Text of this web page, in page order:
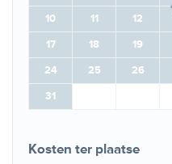
10
11 12
17
18 19
24
25 26
31
Kosten ter plaatse